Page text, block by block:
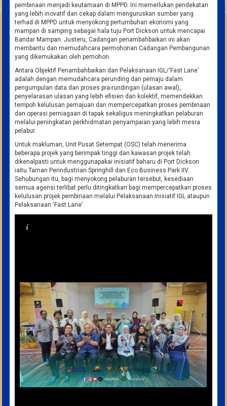
pembinaan menjadi keutamaan di MPPD. Ini memerlukan pendekatan
yang lebih inovatif dan cekap dalam menguruskan sumber yang
terhad di MPPD untuk menyokong pertumbuhan ekonomi yang
mampan di samping sebagai hala tuju Port Dickson untuk mencapai
Bandar Mampan. Justeru, Cadangan penambahbaikan ini akan
membantu dan memudahcara permohonan Cadangan Pembangunan
yang dikemukakan oleh pemohon.
Antara Objektif Penambahbaikan dan Pelaksanaan IGL/‘Fast Lane’
adalah dengan memudahcara perunding dan pemaju dalam
pengumpulan data dan proses pra-rundingan (ulasan awal),
penyelarasan ulasan yang lebih efisien dan kolektif, memendekkan
tempoh kelulusan pemajuan dan mempercepatkan proses pembinaan
dan operasi perniagaan di tapak sekaligus meningkatkan pelaburan
melalui peningkatan perkhidmatan penyampaian yang lebih mesra
pelabur.
Untuk makluman, Unit Pusat Setempat (OSC) telah menerima
beberapa projek yang berimpak tinggi dan kawasan projek telah
dikenalpasti untuk menggunapakai inisiatif baharu di Port Dickson
iaitu Taman Perindustrian Springhill dan Eco Business Park IIV.
Sehubungan itu, bagi menyokong pelaburan tersebut, kesediaan
semua agensi terlibat perlu ditingkatkan bagi mempercepatkan proses
kelulusan projek pembinaan melalui Pelaksanaan Inisiatif IGL ataupun
Pelaksanaan ‘Fast Lane’